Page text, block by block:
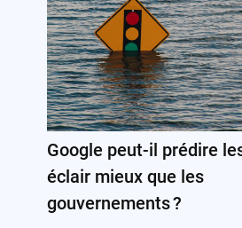
Google peut-il prédire
éclair mieux que les
gouvernements ?